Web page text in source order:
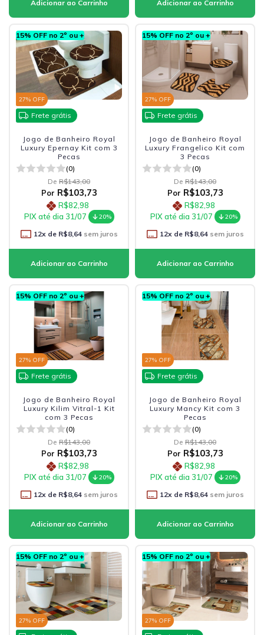
15% OFF no 2º ou +
27% OFF
Frete grátis
Jogo de Banheiro Royal
Luxury Epernay Kit com 3
Pecas
(0)
De R$143,00
Por R$103,73
R$82,98
PIX até dia 31/07
20%
12x de R$8,64sem juros
15% OFF no 2º ou +
27% OFF
Frete grátis
Jogo de Banheiro Royal
Luxury Frangelico Kit com
3 Pecas
(0)
De R$143,00
Por R$103,73
R$82,98
PIX até dia 31/07
20%
12x de R$8,64sem juros
15% OFF no 2º ou +
27% OFF
Frete grátis
Jogo de Banheiro Royal
Luxury Kilim Vitral-1 Kit
com 3 Pecas
(0)
De R$143,00
Por R$103,73
R$82,98
PIX até dia 31/07
20%
12x de R$8,64sem juros
15% OFF no 2º ou +
27% OFF
Frete grátis
Jogo de Banheiro Royal
Luxury Mancy Kit com 3
Pecas
(0)
De R$143,00
Por R$103,73
R$82,98
PIX até dia 31/07
20%
12x de R$8,64sem juros
15% OFF no 2º ou +
27% OFF
15% OFF no 2º ou +
27% OFF